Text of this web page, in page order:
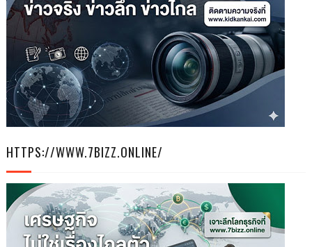
6
HTTPS://WWW.7BIZZ.ONLINE/